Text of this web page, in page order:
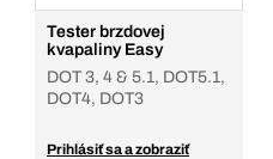
Tester brzdovej
kvapaliny Easy
DOT 3, 4 & 5.1, DOT5.1,
DOT4, DOT3
Prihlásiť sa a zobraziť